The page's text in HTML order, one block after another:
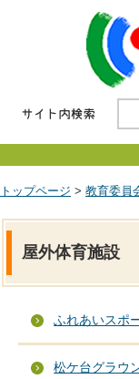
トップページ > 教育委員
屋外体育施設
ふれあいスポ
松ケ台グラウ